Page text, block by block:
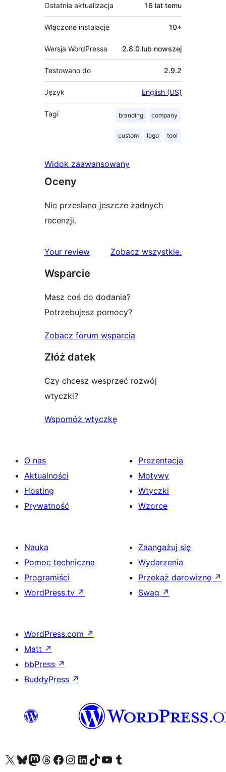
Ostatnia aktualizacja 16 lat temu
Włączone instalacje 10+
Wersja WordPressa 2.8.0 lub nowszej
Testowano do 2.9.2
Język English (US)
Tagi branding company
custom logo tool
Widok zaawansowany
Oceny
Nie przesłano jeszcze żadnych
recenzji.
Your review Zobacz wszystkierecenzje
.
Wsparcie
Masz coś do dodania?
Potrzebujesz pomocy?
Zobacz forum wsparcia
Złóż datek
Czy chcesz wesprzeć rozwój
wtyczki?
Wspomóż wtyczkę
O nas
Aktualności
Hosting
Prywatność
Prezentacja
Motywy
Wtyczki
Wzorce
Nauka
Pomoc techniczna
Programiści
WordPress.tv ↗
Zaangażuj się
Wydarzenia
Przekaż darowiznę ↗
Swag ↗
WordPress.com ↗
Matt ↗
bbPress ↗
BuddyPress ↗
Odwiedź nasze konto X (dawniej Twitter)
Odwiedź nasze konto Bluesky
Odwiedź nasze konto na Mastodoncie
Odwiedź naszego Threadsa
Odwiedź naszego Facebooka
Odwiedź nasze konto na Instagramie
Odwiedź nasze konto na LinkedIn
Odwiedź naszego TikToka
Odwiedź nasz kanał YouTube
Odwiedź naszego Tumblra